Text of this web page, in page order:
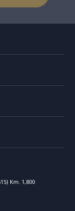
Km. 1,800